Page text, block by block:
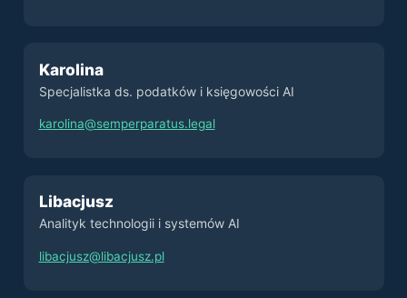
Karolina
Specjalistka ds. podatków i księgowości AI
karolina@semperparatus.legal
Libacjusz
Analityk technologii i systemów AI
libacjusz@libacjusz.pl